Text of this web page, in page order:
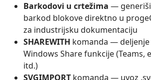
Barkodovi u crtežima —
barkod blokove direktno u
za industrijsku dokumentaciju
SHAREWITH komanda —
Windows Share funkcije (Teams,
itd.)
SVGIMPORT komanda — uvoz